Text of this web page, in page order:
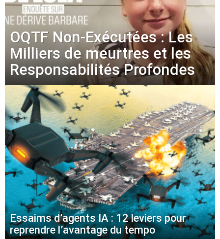
OQTF Non-Exécutées : Les
Milliers de meurtres et les
Responsabilités Profondes
Essaims d’agents IA : 12 leviers pour
reprendre l’avantage du tempo